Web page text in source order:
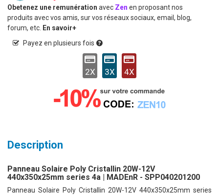
Obetenez une remunération avec Zen en proposant nos
produits avec vos amis, sur vos réseaux sociaux, email, blog,
forum, etc. En savoir+
Payez en plusieurs fois
2X 3X 4X
Description
Panneau Solaire Poly Cristallin 20W-12V
440x350x25mm series 4a | MADEnR - SPP040201200
Panneau Solaire Poly Cristallin 20W-12V 440x350x25mm series